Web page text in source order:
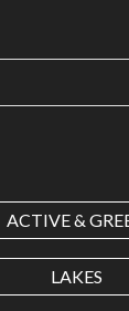
ACTIVE &
LAKES